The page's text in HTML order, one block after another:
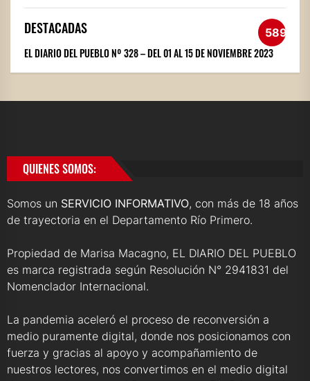
DESTACADAS 589
EL DIARIO DEL PUEBLO Nº 328 – DEL 01 AL 15 DE NOVIEMBRE 2023
QUIENES SOMOS:
Somos un SERVICIO INFORMATIVO, con más de 18 años
de trayectoria en el Departamento Río Primero.
Propiedad de Marisa Macagno, EL DIARIO DEL PUEBLO
es marca registrada según Resolución N° 2941831 del
Nomenclador Internacional.
La pandemia aceleró el proceso de reconversión a
medio puramente digital, donde nos posicionamos con
fuerza y gracias al apoyo y acompañamiento de
nuestros lectores, nos convertimos en el medio digital